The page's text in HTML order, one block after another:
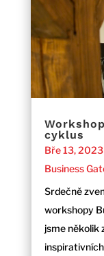
cyklus
Bře 13, 2023
Business
Srdečně
workshopy
jsme několik